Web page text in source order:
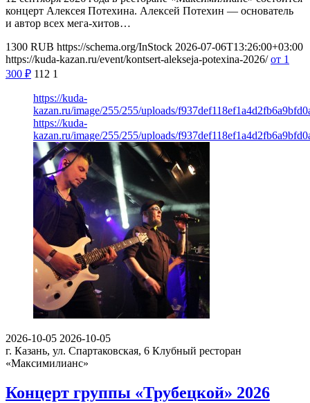
концерт Алексея Потехина. Алексей Потехин — основатель
и автор всех мега-хитов…
1300 RUB https://schema.org/InStock 2026-07-06T13:26:00+03:00
https://kuda-kazan.ru/event/kontsert-alekseja-potexina-2026/ от 1
300 ₽ 112 1
https://kuda-
kazan.ru/image/255/255/uploads/
https://kuda-
kazan.ru/image/255/255/uploads/
2026-10-05 2026-10-05
г. Казань, ул. Спартаковская, 6 Клубный ресторан
«Максимилианс»
Концерт группы «Трубецкой» 2026